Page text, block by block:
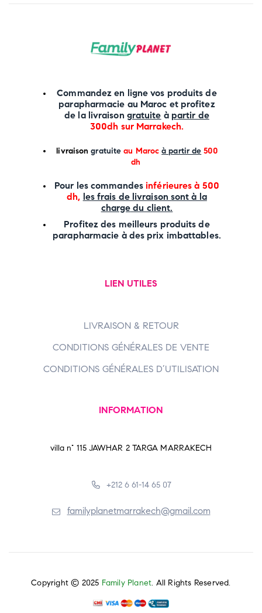
Commandez en ligne vos produits de
parapharmacie au Maroc et profitez
de la livraison gratuite à partir de
300dh sur Marrakech.
livraison gratuite au Maroc à partir de 500
dh
Pour les commandesinférieures à 500
dh, les frais de livraison sont à la
charge du client.
Profitez des meilleurs produits de
parapharmacie à des prix imbattables.
LIEN UTILES
LIVRAISON & RETOUR
CONDITIONS GÉNÉRALES DE VENTE
CONDITIONS GÉNÉRALES D’UTILISATION
INFORMATION
villa n° 115 JAWHAR 2 TARGA MARRAKECH
+212 6 61-14 65 07
familyplanetmarrakech@gmail.com
Copyright © 2025 Family Planet. All Rights Reserved.